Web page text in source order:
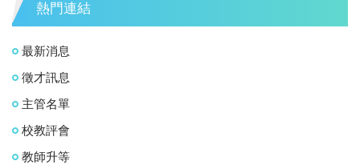
熱門連結
最新消息
徵才訊息
主管名單
校教評會
教師升等